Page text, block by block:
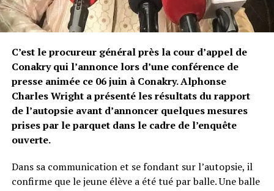
C’est le procureur général près la cour d’appel de
Conakry qui l’annonce lors d’une conférence de
presse animée ce 06 juin à Conakry. Alphonse
Charles Wright a présenté les résultats du rapport
de l’autopsie avant d’annoncer quelques mesures
prises par le parquet dans le cadre de l’enquête
ouverte.
Dans sa communication et se fondant sur l’autopsie, il
confirme que le jeune élève a été tué par balle. Une balle